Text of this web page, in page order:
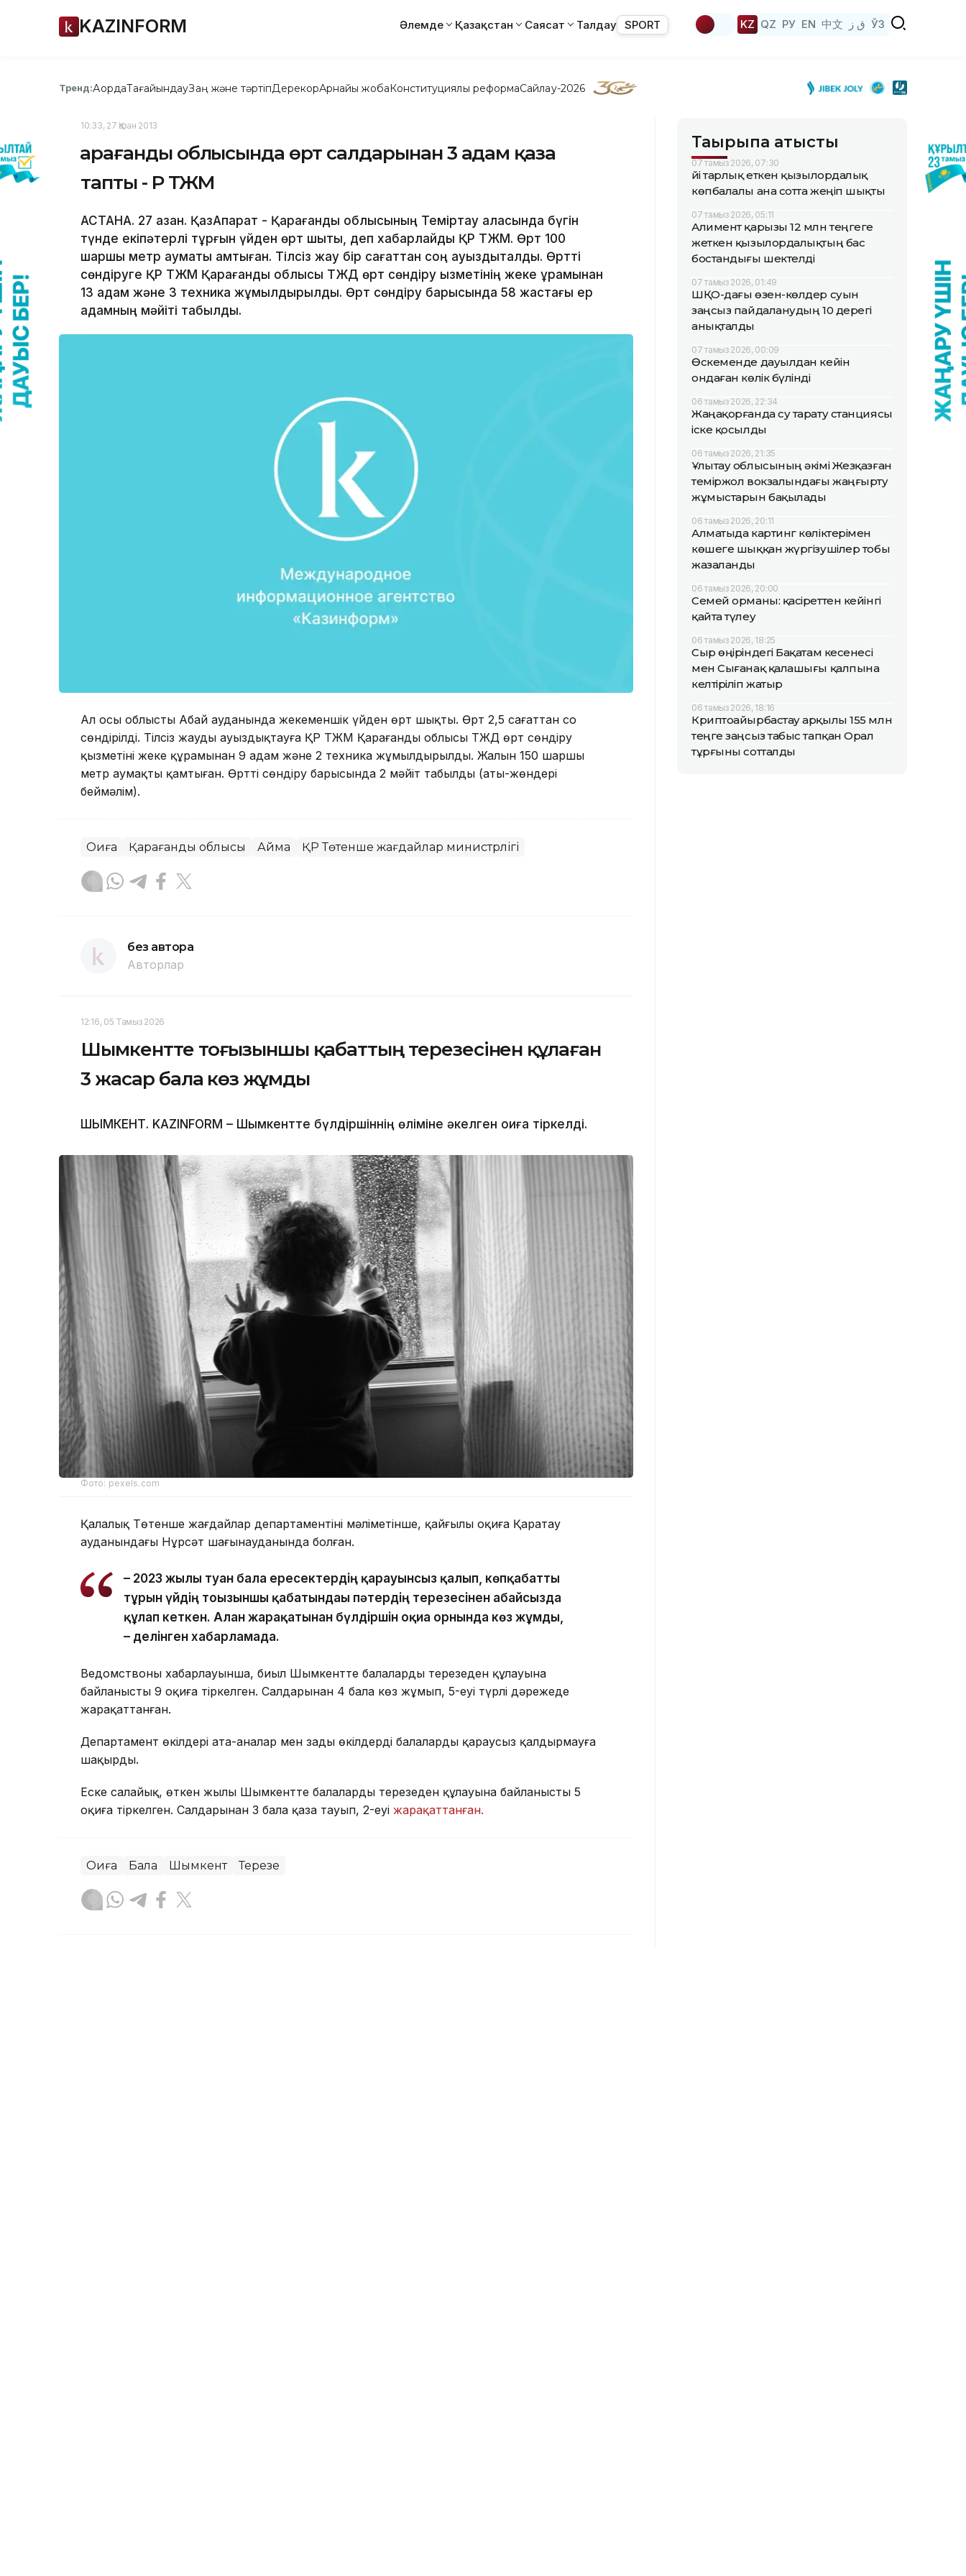
KAZINFORM Әлемде Қазақстан Саясат Талдау SPORT KZ QZ РУ EN 中文 ق ز ЎЗ
Тренд:АқордаТағайындауЗаң және тәртіпДерекқорАрнайы жобаКонституциялық реформаСайлау-2026
10:33, 27 Қазан 2013
Қарағанды облысында өрт салдарынан 3 адам қаза
тапты - ҚР ТЖМ
АСТАНА. 27 қазан. ҚазАқпарат - Қарағанды облысының Теміртау қаласында бүгін
түнде екіпәтерлі тұрғын үйден өрт шықты, деп хабарлайды ҚР ТЖМ. Өрт 100
шаршы метр аумақты қамтыған. Тілсіз жау бір сағаттан соң ауыздықталды. Өртті
сөндіруге ҚР ТЖМ Қарағанды облысы ТЖД өрт сөндіру қызметінің жеке құрамынан
13 адам және 3 техника жұмылдырылды. Өрт сөндіру барысында 58 жастағы ер
адамның мәйіті табылды.
Ал осы облыстың Абай ауданында жекеменшік үйден өрт шықты. Өрт 2,5 сағаттан соң
сөндірілді. Тілсіз жауды ауыздықтауға ҚР ТЖМ Қарағанды облысы ТЖД өрт сөндіру
қызметінің жеке құрамынан 9 адам және 2 техника жұмылдырылды. Жалын 150 шаршы
метр аумақты қамтыған. Өртті сөндіру барысында 2 мәйіт табылды (аты-жөндері
беймәлім).
Оқиға Қарағанды облысы Аймақ ҚР Төтенше жағдайлар министрлігі
без автора
Авторлар
12:16, 05 Тамыз 2026
Шымкентте тоғызыншы қабаттың терезесінен құлаған
3 жасар бала көз жұмды
ШЫМКЕНТ. KAZINFORM – Шымкентте бүлдіршіннің өліміне әкелген оқиға тіркелді.
Фото: pexels.com
Қалалық Төтенше жағдайлар департаментінің мәліметінше, қайғылы оқиға Қаратау
ауданындағы Нұрсәт шағынауданында болған.
– 2023 жылы туған бала ересектердің қарауынсыз қалып, көпқабатты
тұрғын үйдің тоғызыншы қабатындағы пәтердің терезесінен абайсызда
құлап кеткен. Алған жарақатынан бүлдіршін оқиға орнында көз жұмды,
– делінген хабарламада.
Ведомствоның хабарлауынша, биыл Шымкентте балалардың терезеден құлауына
байланысты 9 оқиға тіркелген. Салдарынан 4 бала көз жұмып, 5-еуі түрлі дәрежеде
жарақаттанған.
Департамент өкілдері ата-аналар мен заңды өкілдерді балаларды қараусыз қалдырмауға
шақырды.
Еске салайық, өткен жылы Шымкентте балалардың терезеден құлауына байланысты 5
оқиға тіркелген. Салдарынан 3 бала қаза тауып, 2-еуі жарақаттанған.
Оқиға Бала Шымкент Терезе
Тақырыпқа қатысты
07 тамыз 2026, 07:30
Үйі тарлық еткен қызылордалық
көпбалалы ана сотта жеңіп шықты
07 тамыз 2026, 05:11
Алимент қарызы 12 млн теңгеге
жеткен қызылордалықтың бас
бостандығы шектелді
07 тамыз 2026, 01:49
ШҚО-дағы өзен-көлдер суын
заңсыз пайдаланудың 10 дерегі
анықталды
07 тамыз 2026, 00:09
Өскеменде дауылдан кейін
ондаған көлік бүлінді
06 тамыз 2026, 22:34
Жаңақорғанда су тарату станциясы
іске қосылды
06 тамыз 2026, 21:35
Ұлытау облысының әкімі Жезқазған
теміржол вокзалындағы жаңғырту
жұмыстарын бақылады
06 тамыз 2026, 20:11
Алматыда картинг көліктерімен
көшеге шыққан жүргізушілер тобы
жазаланды
06 тамыз 2026, 20:00
Семей орманы: қасіреттен кейінгі
қайта түлеу
06 тамыз 2026, 18:25
Сыр өңіріндегі Бақатам кесенесі
мен Сығанақ қалашығы қалпына
келтіріліп жатыр
06 тамыз 2026, 18:16
Криптоайырбастау арқылы 155 млн
теңге заңсыз табыс тапқан Орал
тұрғыны сотталды